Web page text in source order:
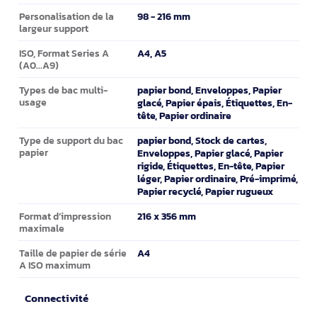
Personalisation de la
largeur support
98 - 216 mm
ISO, Format Series A
(A0...A9)
A4, A5
Types de bac multi-
usage
papier bond, Enveloppes, Papier
glacé, Papier épais, Étiquettes, En-
tête, Papier ordinaire
Type de support du bac
papier
papier bond, Stock de cartes,
Enveloppes, Papier glacé, Papier
rigide, Étiquettes, En-tête, Papier
léger, Papier ordinaire, Pré-imprimé,
Papier recyclé, Papier rugueux
Format d’impression
maximale
216 x 356 mm
Taille de papier de série
A ISO maximum
A4
Connectivité